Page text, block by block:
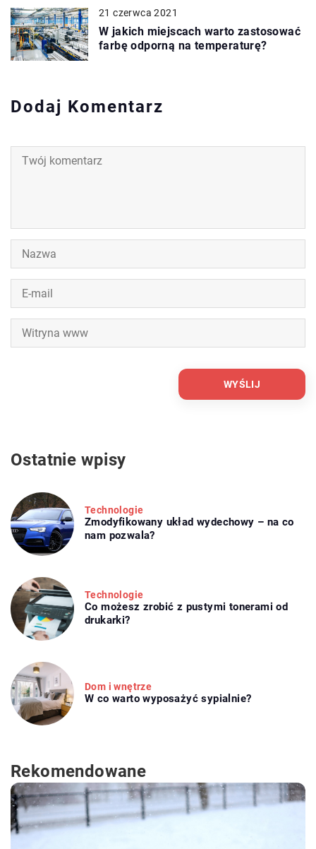
21 czerwca 2021
W jakich miejscach warto zastosować
farbę odporną na temperaturę?
Dodaj Komentarz
Ostatnie wpisy
Technologie
Zmodyfikowany układ wydechowy – na co
nam pozwala?
Technologie
Co możesz zrobić z pustymi tonerami od
drukarki?
Dom i wnętrze
W co warto wyposażyć sypialnie?
Rekomendowane